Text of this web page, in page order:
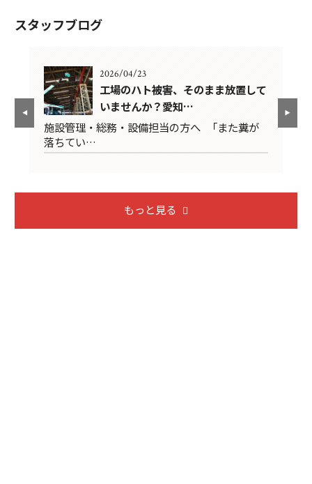
スタッフブログ
2026/04/23
工場のハト被害、そのまま放置して
いませんか？愛知…
施設管理・総務・設備担当の方へ 「また糞が
落ちてい…
もっと見る